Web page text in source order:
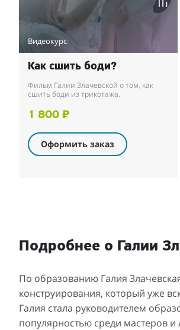
Видеокурс
Как сшить боди?
Фильм Галии Злачевской о том, как
сшить боди из трикотажа.
1 800 ₽
Оформить заказ
Подробнее о Галии
По образованию Галия
конструирования, который уже
Галия стала руководителем
популярностью среди мастеров